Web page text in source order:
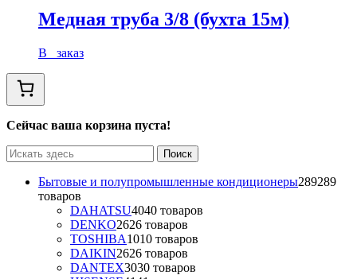
Медная труба 3/8 (бухта 15м)
В заказ
Сейчас ваша корзина пуста!
Бытовые и полупромышленные кондиционеры289289
товаров
DAHATSU4040 товаров
DENKO2626 товаров
TOSHIBA1010 товаров
DAIKIN2626 товаров
DANTEX3030 товаров